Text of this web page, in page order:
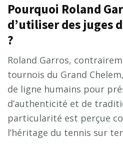
Pourquoi Roland
d’utiliser des juges
?
Roland Garros,
tournois du Grand
de ligne humains pour
d’authenticité et de
particularité est perçue
l’héritage du tennis sur